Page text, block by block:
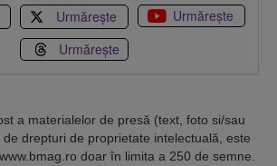
Urmărește
Urmărește
Urmărește
a materialelor de presă (text, foto si/sau
drepturi de proprietate intelectuală, este
doar în limita a 250 de semne.